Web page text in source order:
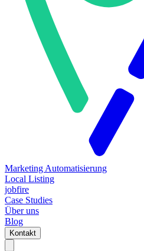
Marketing Automatisierung
Local Listing
jobfire
Case Studies
Über uns
Blog
Kontakt